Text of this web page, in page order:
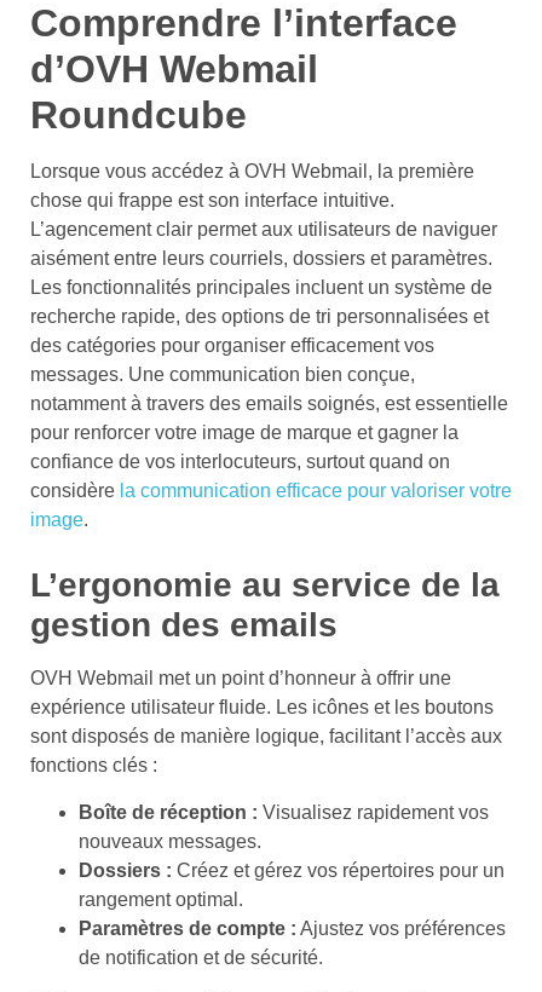
Comprendre l’interface
d’OVH Webmail
Roundcube
Lorsque vous accédez à OVH Webmail, la première
chose qui frappe est son interface intuitive.
L’agencement clair permet aux utilisateurs de naviguer
aisément entre leurs courriels, dossiers et paramètres.
Les fonctionnalités principales incluent un système de
recherche rapide, des options de tri personnalisées et
des catégories pour organiser efficacement vos
messages. Une communication bien conçue,
notamment à travers des emails soignés, est essentielle
pour renforcer votre image de marque et gagner la
confiance de vos interlocuteurs, surtout quand on
considère la communication efficace pour valoriser votre
image.
L’ergonomie au service de la
gestion des emails
OVH Webmail met un point d’honneur à offrir une
expérience utilisateur fluide. Les icônes et les boutons
sont disposés de manière logique, facilitant l’accès aux
fonctions clés :
Boîte de réception : Visualisez rapidement vos
nouveaux messages.
Dossiers : Créez et gérez vos répertoires pour un
rangement optimal.
Paramètres de compte : Ajustez vos préférences
de notification et de sécurité.